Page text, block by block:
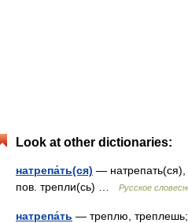
Look at other dictionaries:
натрепа́ть(ся) —
пов. трепли(сь) …
Русское
натрепа́ть — треплю, треплешь;